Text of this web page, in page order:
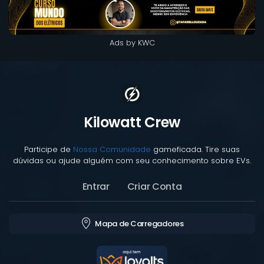
Ads by KWC
Kilowatt Crew
Participe de Nossa Comunidade gameficada. Tire suas
dúvidas ou ajude alguém com seu conhecimento sobre EVs.
Entrar Criar Conta
Mapa de Carregadores